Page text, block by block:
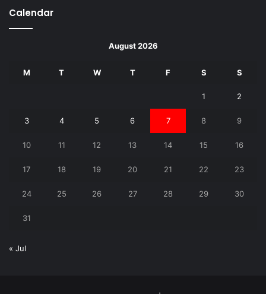
Calendar
August 2026
M T W T F S S
1 2
3 4 5 6 7 8 9
10 11 12 13 14 15 16
17 18 19 20 21 22 23
24 25 26 27 28 29 30
31
« Jul